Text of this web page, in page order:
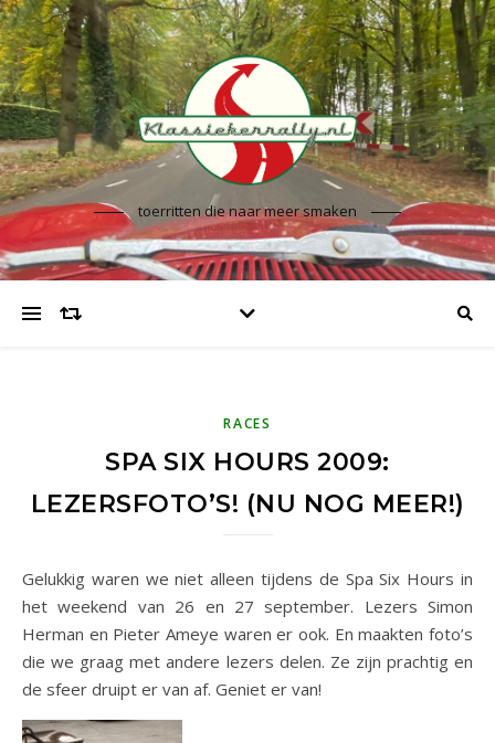
toerritten die naar meer smaken
RACES
SPA SIX HOURS 2009:
LEZERSFOTO’S! (NU NOG MEER!)
Gelukkig waren we niet alleen tijdens de Spa Six Hours in
het weekend van 26 en 27 september. Lezers Simon
Herman en Pieter Ameye waren er ook. En maakten foto’s
die we graag met andere lezers delen. Ze zijn prachtig en
de sfeer druipt er van af. Geniet er van!